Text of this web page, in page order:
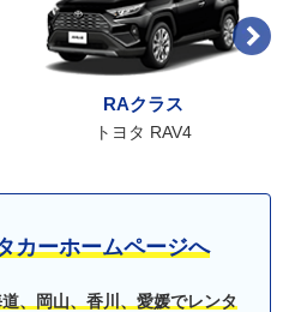
RAクラス
トヨタ RAV4
カーホームページへ
、岡山、香川、愛媛でレンタ